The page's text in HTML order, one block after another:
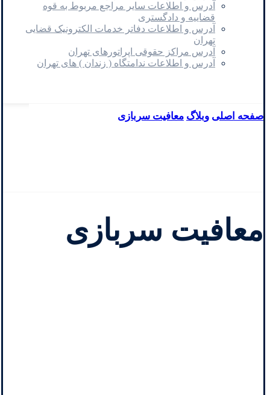
آدرس و اطلاعات سایر مراجع مربوط به قوه
قضاییه و دادگستری
آدرس و اطلاعات دفاتر خدمات الکترونیک قضایی
تهران
آدرس مراکز حقوقی اپراتورهای تهران
آدرس و اطلاعات ندامتگاه ( زندان ) های تهران
صفحه اصلی وبلاگ معافیت سربازی
معافیت سربازی